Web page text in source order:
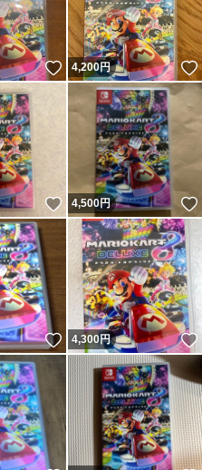
いいね！
4,200円
いいね！
4,500円
いいね！
4,300円